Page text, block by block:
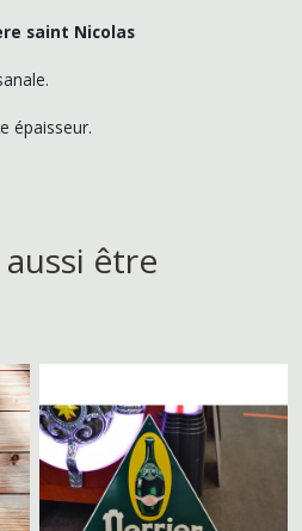
saint Nicolas
épaisseur.
être